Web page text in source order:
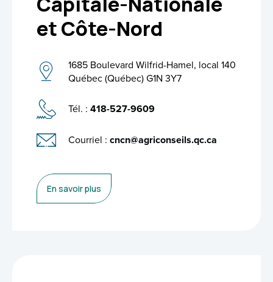
et Côte-Nord
1685 Boulevard Wilfrid-Hamel, local 140
Québec (Québec) G1N 3Y7
Tél. : 418-527-9609
Courriel : cncn@agriconseils.qc.ca
En savoir plus